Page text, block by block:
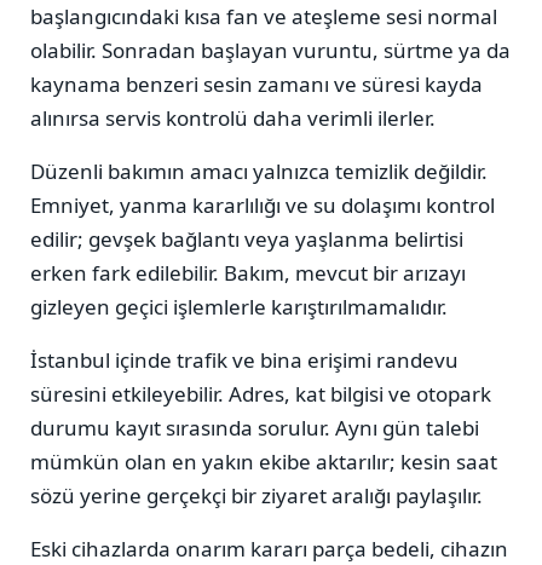
başlangıcındaki kısa fan ve ateşleme sesi normal
olabilir. Sonradan başlayan vuruntu, sürtme ya da
kaynama benzeri sesin zamanı ve süresi kayda
alınırsa servis kontrolü daha verimli ilerler.
Düzenli bakımın amacı yalnızca temizlik değildir.
Emniyet, yanma kararlılığı ve su dolaşımı kontrol
edilir; gevşek bağlantı veya yaşlanma belirtisi
erken fark edilebilir. Bakım, mevcut bir arızayı
gizleyen geçici işlemlerle karıştırılmamalıdır.
İstanbul içinde trafik ve bina erişimi randevu
süresini etkileyebilir. Adres, kat bilgisi ve otopark
durumu kayıt sırasında sorulur. Aynı gün talebi
mümkün olan en yakın ekibe aktarılır; kesin saat
sözü yerine gerçekçi bir ziyaret aralığı paylaşılır.
Eski cihazlarda onarım kararı parça bedeli, cihazın